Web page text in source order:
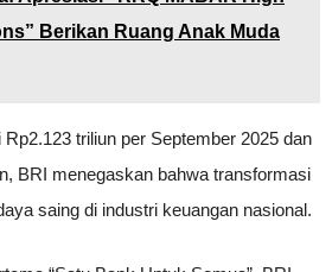
Berikan Ruang Anak Muda
triliun per September 2025 dan
BRI menegaskan bahwa transformasi
saing di industri keuangan nasional.